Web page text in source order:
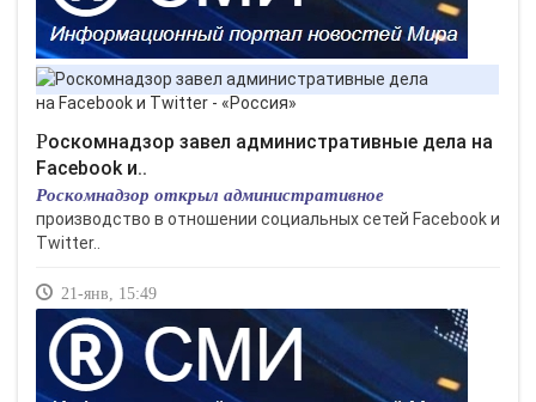
Роскомнадзор завел административные дела на
Facebook и..
Роскомнадзор открыл административное
производство в отношении социальных сетей Facebook и
Twitter..
21-янв, 15:49